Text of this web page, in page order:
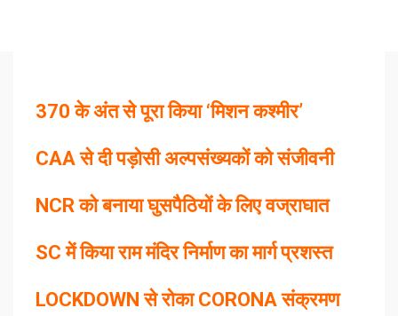
370 के अंत से पूरा किया ‘मिशन कश्मीर’
CAA से दी पड़ोसी अल्पसंख्यकों को संजीवनी
NCR को बनाया घुसपैठियों के लिए वज्राघात
SC में किया राम मंदिर निर्माण का मार्ग प्रशस्त
LOCKDOWN से रोका CORONA संक्रमण